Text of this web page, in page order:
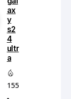
6 Min Read